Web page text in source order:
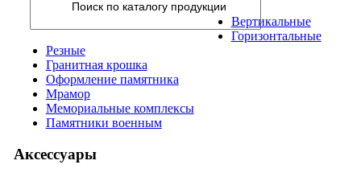
Вертикальные
Горизонтальные
Резные
Гранитная крошка
Оформление памятника
Мрамор
Мемориальные комплексы
Памятники военным
Аксессуары